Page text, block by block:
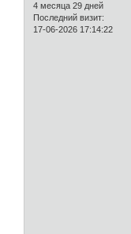
4 месяца 29 дней
Последний визит:
17-06-2026 17:14:22